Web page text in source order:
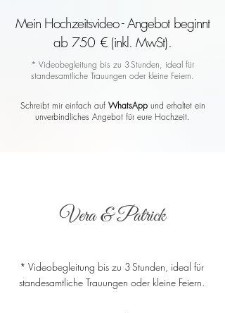
Mein Hochzeitsvideo - Angebot beginnt
ab 750 € (inkl. MwSt).
* Videobegleitung bis zu 3 Stunden, ideal für
standesamtliche Trauungen oder kleine Feiern.
Schreibt mir einfach auf WhatsAppund erhaltet ein
unverbindliches Angebot für eure Hochzeit.
Vera & Patrick
* Videobegleitung bis zu 3 Stunden, ideal für
standesamtliche Trauungen oder kleine Feiern.